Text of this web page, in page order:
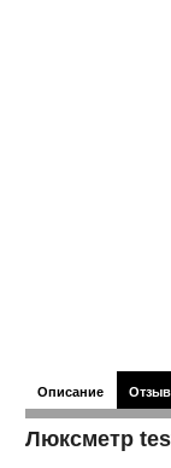
Описание
Люксметр